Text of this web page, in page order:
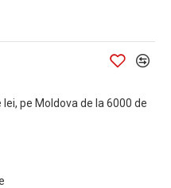
lei, pe Moldova de la 6000 de